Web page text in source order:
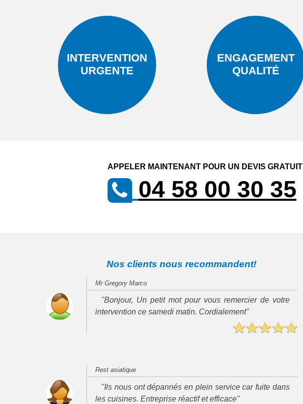
INTERVENTION
URGENTE
ENGAGEMENT
QUALITÉ
APPELER MAINTENANT POUR UN DEVIS GRATUIT
04 58 00 30 35
Nos clients nous recommandent!
Mr Gregory Marco
"Bonjour, Un petit mot pour vous remercier de votre
intervention ce samedi matin. Cordialement"
Rest asiatique
"Ils nous ont dépannés en plein service car fuite dans
les cuisines. Entreprise réactif et efficace"